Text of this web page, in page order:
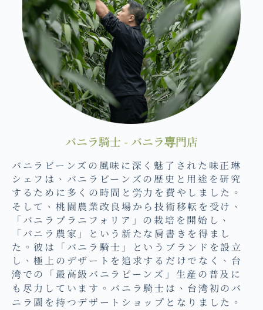
バニラ騎士 - バニラ専門店
バニラビーンズの風味に深く魅了された味正琳
シェフは、バニラビーンズの歴史と用途を研究
するために多くの時間と労力を費やしました。
そして、桃園農業改良場から技術移転を受け、
「バニラプラニフォリア」の栽培を開始し、
「バニラ農家」という新たな肩書きを得まし
た。彼は「バニラ騎士」というブランドを設立
し、極上のデザートを追求するだけでなく、台
湾での「最高級バニラビーンズ」生産の普及に
も尽力しています。バニラ騎士は、台湾初のバ
ニラ園を持つデザートショップとなりました。